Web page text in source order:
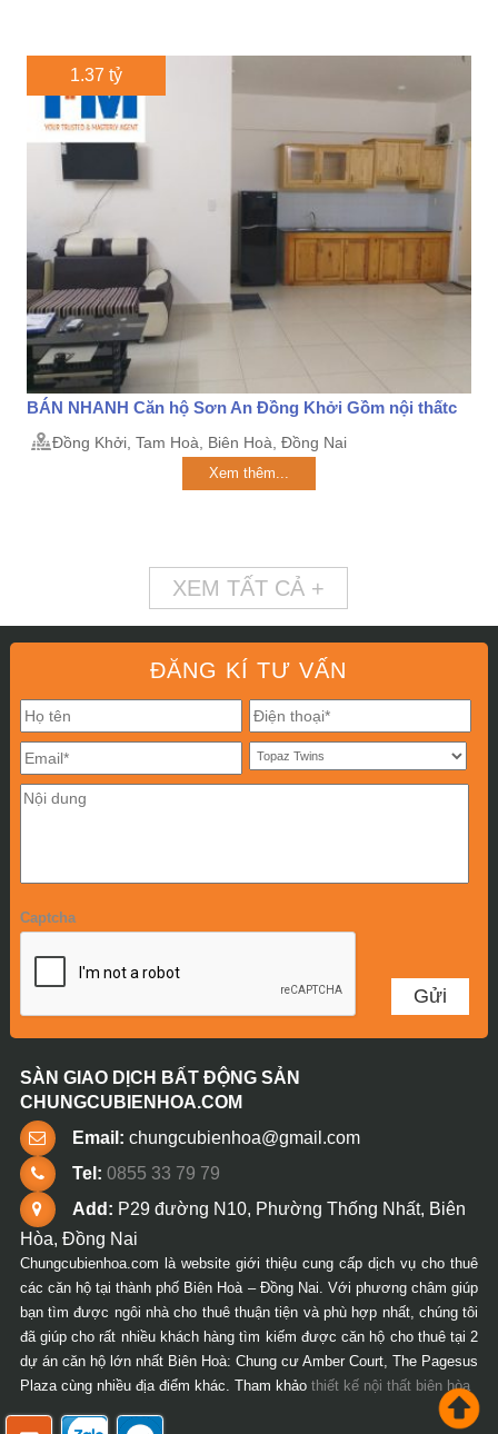
1.37 tỷ
BÁN NHANH Căn hộ Sơn An Đồng Khởi Gồm nội thấtc
Đồng Khởi, Tam Hoà, Biên Hoà, Đồng Nai
Xem thêm...
XEM TẤT CẢ +
ĐĂNG KÍ TƯ VẤN
Captcha
SÀN GIAO DỊCH BẤT ĐỘNG SẢN
CHUNGCUBIENHOA.COM
Email: chungcubienhoa@gmail.com
Tel: 0855 33 79 79
Add: P29 đường N10, Phường Thống Nhất, Biên
Hòa, Đồng Nai
Chungcubienhoa.com là website giới thiệu cung cấp dịch vụ cho thuê
các căn hộ tại thành phố Biên Hoà – Đồng Nai. Với phương châm giúp
bạn tìm được ngôi nhà cho thuê thuận tiện và phù hợp nhất, chúng tôi
đã giúp cho rất nhiều khách hàng tìm kiếm được căn hộ cho thuê tại 2
dự án căn hộ lớn nhất Biên Hoà: Chung cư Amber Court, The Pagesus
Plaza cùng nhiều địa điểm khác. Tham khảo thiết kế nội thất biên hòa